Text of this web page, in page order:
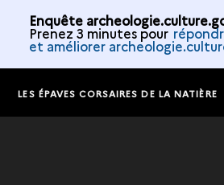
Enquête
Prenez 3 minutes pour
et améliorer
LES ÉPAVES CORSAIRES DE LA NATIÈRE